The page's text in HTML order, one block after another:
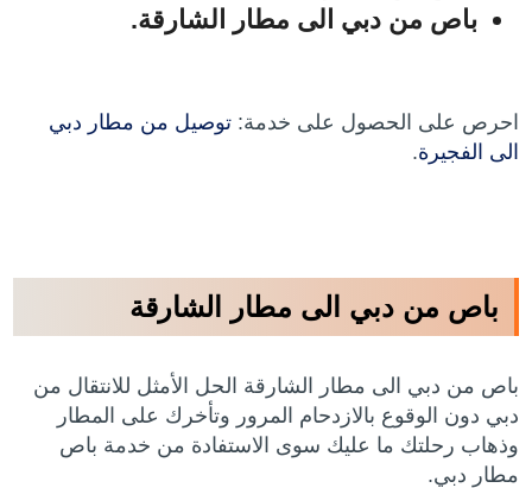
باص من دبي الى مطار الشارقة.
احرص على الحصول على خدمة:توصيل من مطار دبي
الى الفجيرة.
باص من دبي الى مطار الشارقة
باص من دبي الى مطار الشارقة الحل الأمثل للانتقال من
دبي دون الوقوع بالازدحام المرور وتأخرك على المطار
وذهاب رحلتك ما عليك سوى الاستفادة من خدمة باص
مطار دبي.